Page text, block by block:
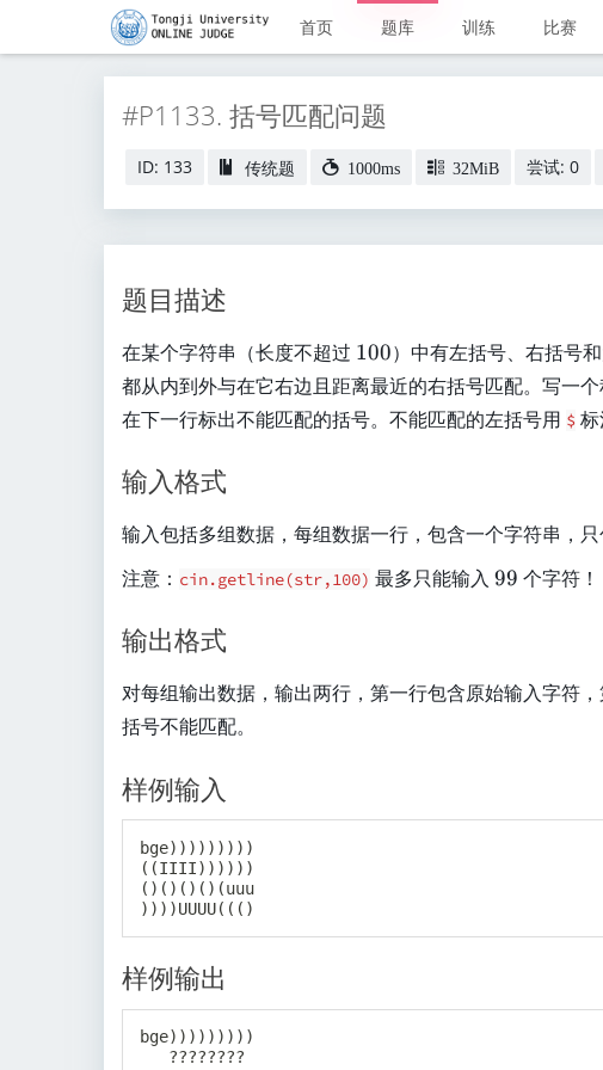
首页 题库 训练 比赛
#P1133. 括号匹配问题
ID: 133 传统题 1000ms 32MiB 尝试: 0
题目描述
在某个字符串（长度不超过 1
0
0
100）中有左括号、右括号
都从内到外与在它右边且距离最近的右括号匹配。写一
在下一行标出不能匹配的括号。不能匹配的左括号用 $
输入格式
输入包括多组数据，每组数据一行，包含一个字符串，
注意： cin.getline(str,100) 最多只能输入 9
99 个字符！
输出格式
对每组输出数据，输出两行，第一行包含原始输入字符
括号不能匹配。
样例输入
bge)))))))))
((IIII))))))
()()()()(uuu
样例输出
bge)))))))))
   ????????